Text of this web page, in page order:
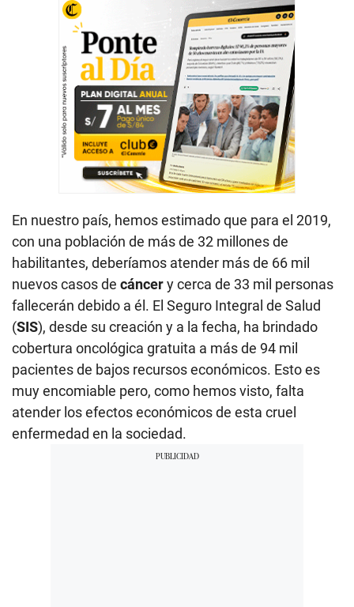
En nuestro país, hemos estimado que para el 2019,
con una población de más de 32 millones de
habilitantes, deberíamos atender más de 66 mil
nuevos casos de cáncery cerca de 33 mil personas
fallecerán debido a él. El Seguro Integral de Salud
(SIS), desde su creación y a la fecha, ha brindado
cobertura oncológica gratuita a más de 94 mil
pacientes de bajos recursos económicos. Esto es
muy encomiable pero, como hemos visto, falta
atender los efectos económicos de esta cruel
enfermedad en la sociedad.